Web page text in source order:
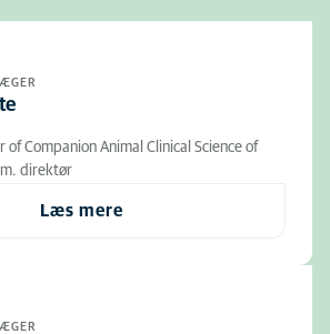
Companion Animal Clinical Science of
direktør
Læs mere